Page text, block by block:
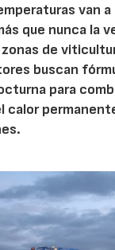
van a
que nunca la
de
buscan
para
calor